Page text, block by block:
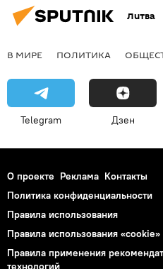
Литва
В МИРЕ ПОЛИТИКА
Telegram Дзен
О проекте Реклама Контакты
Политика конфиденциальности
Правила использования
Правила использования «cookie»
Правила применения
технологий